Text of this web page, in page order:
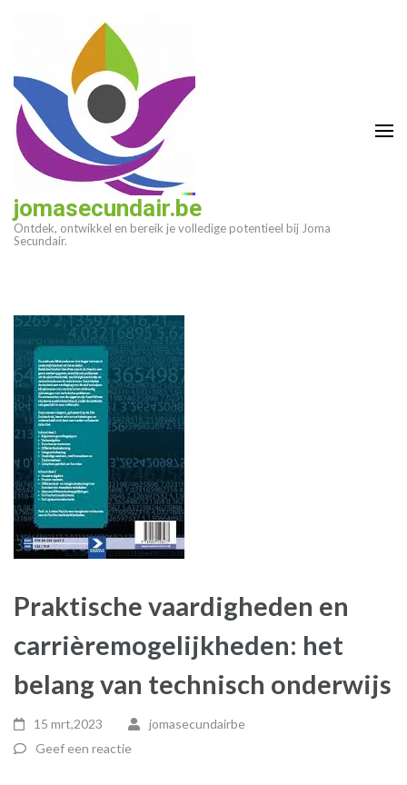
(druk
enter)
jomasecundair.be
Ontdek, ontwikkel en bereik je volledige potentieel bij Joma
Secundair.
Praktische vaardigheden en
carrièremogelijkheden: het
belang van technisch onderwijs
15 mrt,2023
jomasecundairbe
Geef een reactie